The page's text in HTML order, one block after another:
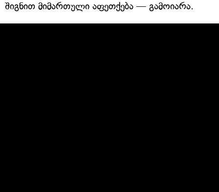
შიგნით მიმართული აფეთქება — გამოიარა.